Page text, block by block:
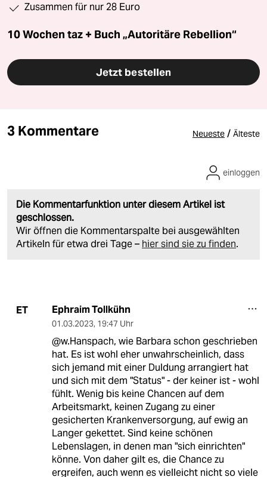
Zusammen für nur 28 Euro
10 Wochen taz + Buch „Autoritäre Rebellion“
Jetzt bestellen
3 Kommentare Neueste / Älteste
Die Kommentarfunktion unter diesem Artikel ist
geschlossen.
Wir öffnen die Kommentarspalte bei ausgewählten
Artikeln für etwa drei Tage – hier sind sie zu finden.
einloggen
ET Ephraim Tollkühn
01.03.2023, 19:47 Uhr
@w.Hanspach, wie Barbara schon geschrieben
hat. Es ist wohl eher unwahrscheinlich, dass
sich jemand mit einer Duldung arrangiert hat
und sich mit dem "Status" - der keiner ist - wohl
fühlt. Wenig bis keine Chancen auf dem
Arbeitsmarkt, keinen Zugang zu einer
gesicherten Krankenversorgung, auf ewig an
Langer gekettet. Sind keine schönen
Lebenslagen, in denen man "sich einrichten"
könne. Von daher gilt es, die Chance zu
ergreifen, auch wenn es vielleicht nicht so viele